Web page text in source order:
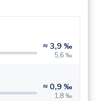
≈ 3,9 ‰
5,6 ‰
≈0,9 ‰
1,8 ‰